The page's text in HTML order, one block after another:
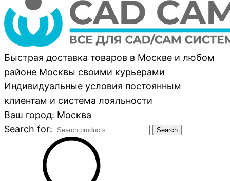
Быстрая доставка товаров в Москве и любом
районе Москвы своими курьерами
Индивидуальные условия постоянным
клиентам и система лояльности
Ваш город: Москва
Search for:
Search